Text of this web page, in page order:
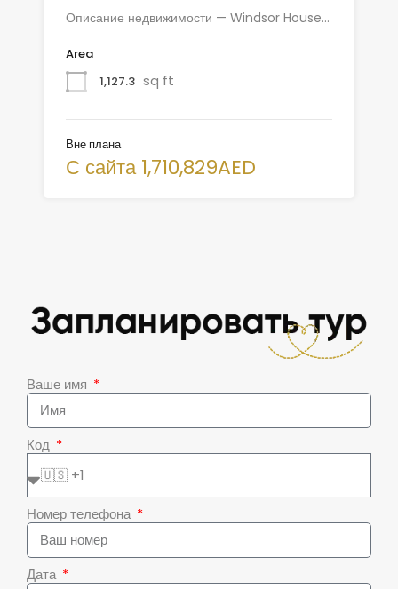
Описание недвижимости — Windsor House…
Area
1,127.3 sq ft
Вне плана
С сайта 1,710,829AED
Ваше имя
Код
Номер телефона
Дата